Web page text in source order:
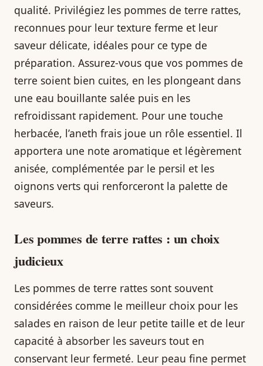
qualité. Privilégiez les pommes de terre rattes,
reconnues pour leur texture ferme et leur
saveur délicate, idéales pour ce type de
préparation. Assurez-vous que vos pommes de
terre soient bien cuites, en les plongeant dans
une eau bouillante salée puis en les
refroidissant rapidement. Pour une touche
herbacée, l’aneth frais joue un rôle essentiel. Il
apportera une note aromatique et légèrement
anisée, complémentée par le persil et les
oignons verts qui renforceront la palette de
saveurs.
Les pommes de terre rattes : un choix
judicieux
Les pommes de terre rattes sont souvent
considérées comme le meilleur choix pour les
salades en raison de leur petite taille et de leur
capacité à absorber les saveurs tout en
conservant leur fermeté. Leur peau fine permet